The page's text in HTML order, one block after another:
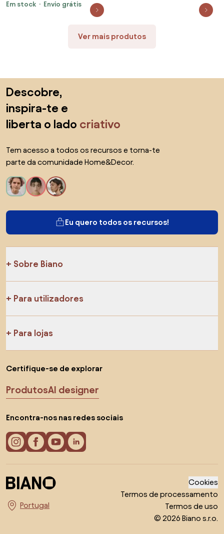
Em stock
Envio grátis
Ver mais produtos
Descobre,
inspira-te e
liberta o lado criativo
Tem acesso a todos os recursos e torna-te
parte da comunidade Home&Decor.
Eu quero todos os recursos!
Sobre Biano
Para utilizadores
Para lojas
Certifique-se de explorar
ProdutosAI designer
Encontra-nos nas redes sociais
Escolha o país
Cookies
Termos de processamento
Termos de uso
© 2026 Biano s.r.o.